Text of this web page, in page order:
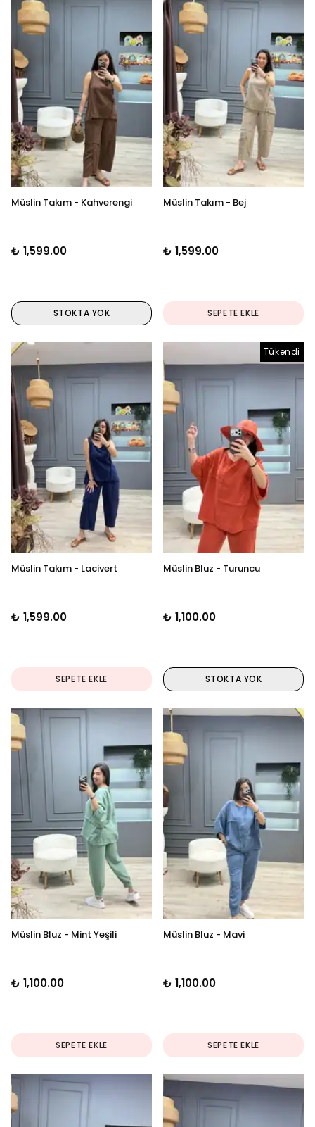
Müslin Takım - Kahverengi
₺ 1,599.00
STOKTA YOK
Müslin Takım - Bej
₺ 1,599.00
SEPETE EKLE
Müslin Takım - Lacivert
₺ 1,599.00
SEPETE EKLE
Tükendi
Müslin Bluz - Turuncu
₺ 1,100.00
STOKTA YOK
Müslin Bluz - Mint Yeşili
₺ 1,100.00
SEPETE EKLE
Müslin Bluz - Mavi
₺ 1,100.00
SEPETE EKLE